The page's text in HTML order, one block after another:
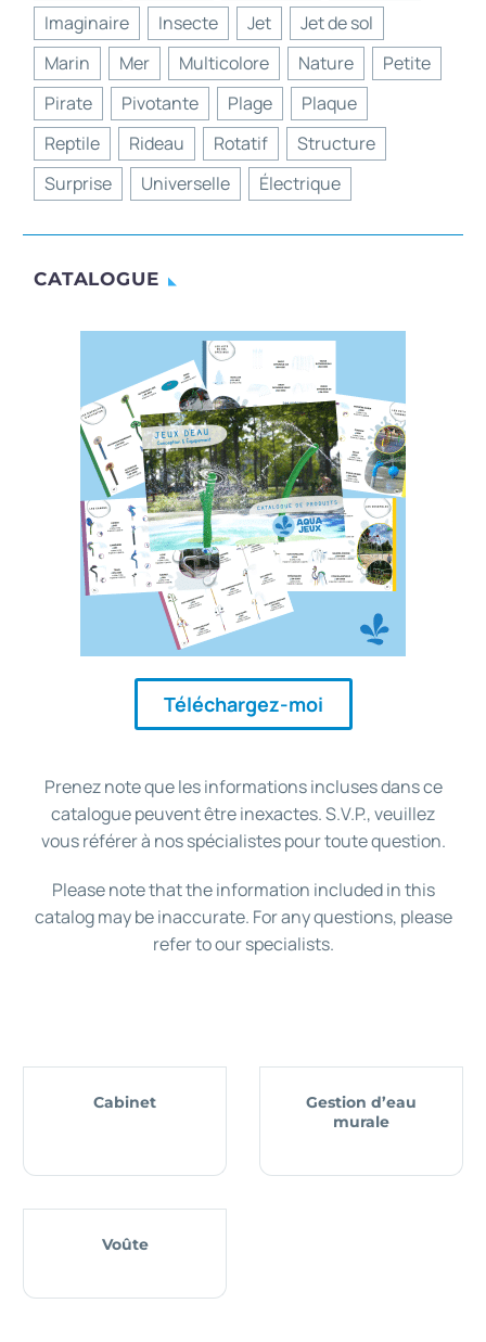
Imaginaire
Insecte Jet
Jet de sol
Marin
Mer Multicolore Nature
Petite
Pirate
Pivotante Plage
Plaque
Reptile
Rideau Rotatif
Structure
Surprise
Universelle Électrique
CATALOGUE
Téléchargez-moi
Prenez note que les informations incluses dans ce
catalogue peuvent être inexactes. S.V.P., veuillez
vous référer à nos spécialistes pour toute question.
Please note that the information included in this
catalog may be inaccurate. For any questions, please
refer to our specialists.
Cabinet
Gestion d’eau
murale
Voûte